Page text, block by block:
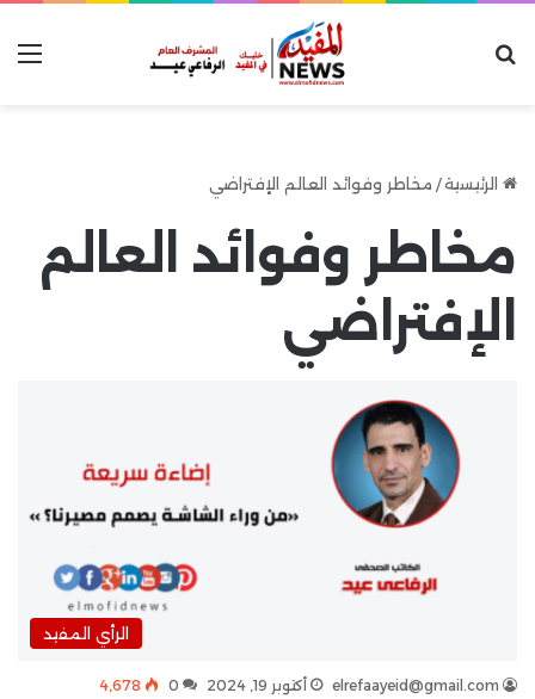
الرئيسية/ مخاطر وفوائد العالم الإفتراضي
مخاطر وفوائد العالم
الإفتراضي
الرأي المفيد
elrefaayeid@gmail.com أكتوبر 19, 2024 0 4٬678